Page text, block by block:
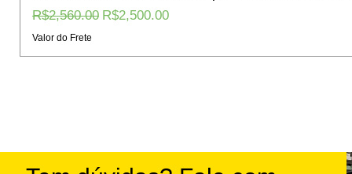
Regular Price
R$2,560.00 Sale Price
R$2,500.00
Valor do Frete